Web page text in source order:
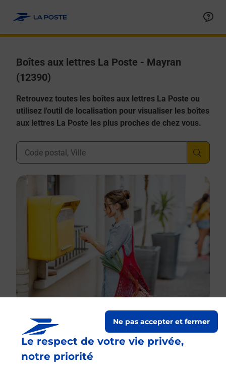
Le respect de votre vie privée,
notre priorité
Ne pas accepter et fermer
Boîtes aux lettres La Poste - Mayran
(12390)
Retrouvez toutes les boîtes aux lettres La Poste ou
utilisez l'outil de localisation pour visualiser les boîtes
aux lettres La Poste les plus proches de chez vous.
Ville, Département, Code Postal
Boîte aux lettres La Poste
Le lien s'ouvre dans un nouvel onglet